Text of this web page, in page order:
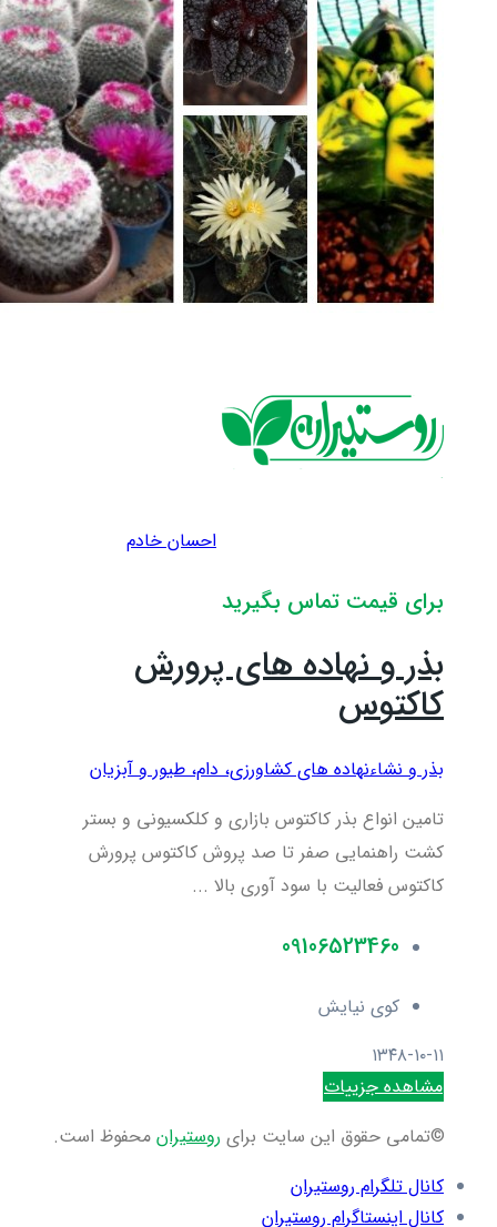
احسان خادم
برای قیمت تماس بگیرید
بذر و نهاده های پرورش
کاکتوس
بذر و نشاءنهاده های کشاورزی، دام، طيور و آبزيان
تامین انواع بذر کاکتوس بازاری و کلکسیونی و بستر
کشت راهنمایی صفر تا صد پروش کاکتوس پرورش
کاکتوس فعالیت با سود آوری بالا ...
09106523460
کوی نیایش
۱۳۴۸-۱۰-۱۱
مشاهده جزییات
©تمامی حقوق این سایت برای روستیران محفوظ است.
کانال تلگرام روستیران
کانال اینستاگرام روستیران